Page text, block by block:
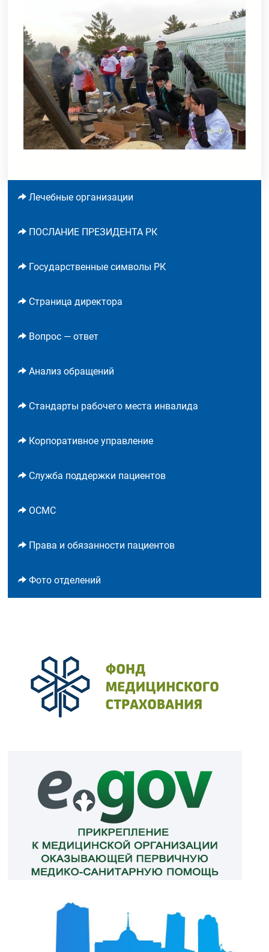
Лечебные организации
ПОСЛАНИЕ ПРЕЗИДЕНТА РК
Государственные символы РК
Страница директора
Вопрос — ответ
Анализ обращений
Стандарты рабочего места инвалида
Корпоративное управление
Служба поддержки пациентов
ОСМС
Права и обязанности пациентов
Фото отделений